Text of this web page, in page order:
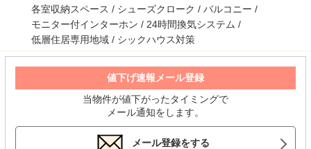
各室収納スペース / シューズクローク / バルコニー /
モニター付インターホン / 24時間換気システム /
低層住居専用地域 / シックハウス対策
値下げ速報メール登録
当物件が値下がったタイミングで
メール通知をします。
メール登録をする